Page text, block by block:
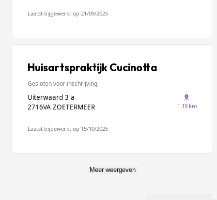
Laatst bijgewerkt op 21/09/2025
Huisartspraktijk Cucinotta
Gesloten voor inschrijving
Uiterwaard 3 a
2716VA ZOETERMEER
1.19 km
Laatst bijgewerkt op 15/10/2025
Meer weergeven